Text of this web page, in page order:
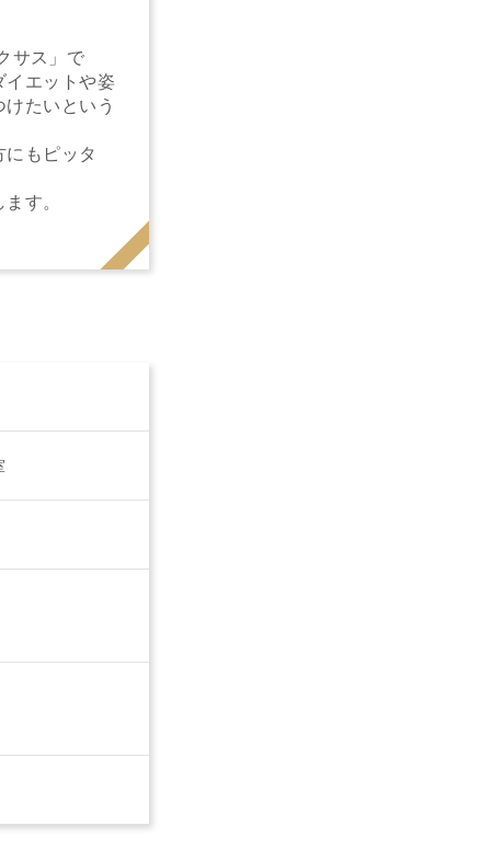
サス」で
イエットや姿
たいという
もピッタ
す。